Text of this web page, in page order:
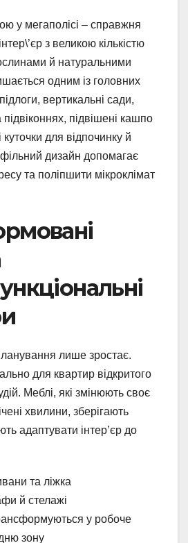
у мегаполісі – справжня
з великою кількістю
й натуральними
одним із головних
вертикальні сади,
підвішені кашпо
для відпочинку й
дизайн допомагає
та поліпшити мікроклімат
лише зростає.
для квартир відкритого
Меблі, які змінюють своє
хвилини, зберігають
адаптувати інтер’єр до
та ліжка
й стелажі
у робоче
зону